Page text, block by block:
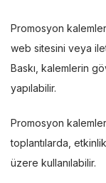
Promosyon
web sitesini veya
Baskı, kalemlerin
yapılabilir.
Promosyon
toplantılarda,
üzere kullanılabilir.